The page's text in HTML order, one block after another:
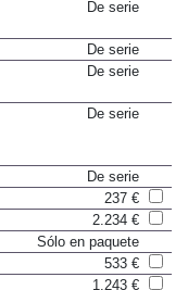
De serie
De serie
237 €
2.234 €
Sólo en paquete
533 €